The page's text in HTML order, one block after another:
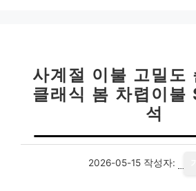
사계절 이불 고밀도
클래식 봄 차렵이불
석
2026-05-15 작성자: